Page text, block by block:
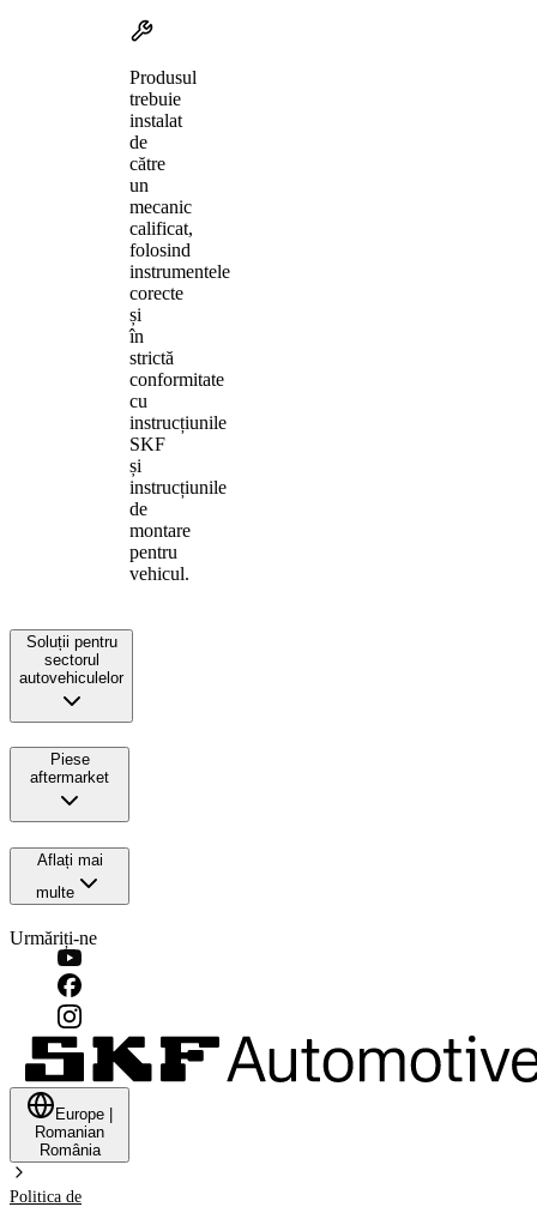
Produsul
trebuie
instalat
de
către
un
mecanic
calificat,
folosind
instrumentele
corecte
și
în
strictă
conformitate
cu
instrucțiunile
SKF
și
instrucțiunile
de
montare
pentru
vehicul.
Soluții pentru
sectorul
autovehiculelor
Piese
aftermarket
Aflați mai
multe
Urmăriți-ne
Europe
Romanian
România
Politica de